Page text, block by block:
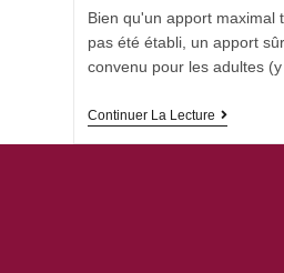
Bien qu'un apport maximal
pas été établi, un apport
convenu pour les adultes
Continuer La Lecture